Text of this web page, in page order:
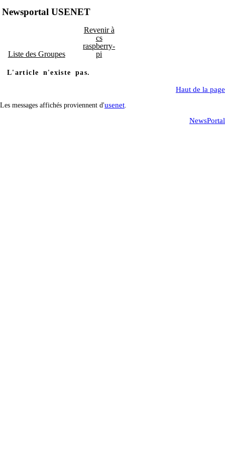
Newsportal USENET
Liste des Groupes
Revenir à
cs
raspberry-
pi
L'article n'existe pas.
Haut de la page
Les messages affichés proviennent d'usenet
NewsPortal